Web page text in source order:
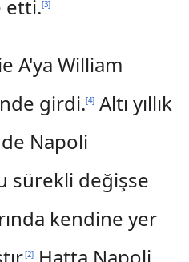
etti.[3]
A'ya William
girdi.[4]Altı yıllık
Napoli
sürekli değişse
kendine yer
[2]